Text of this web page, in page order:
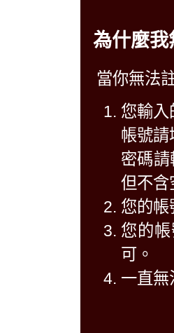
為什麼我
當你無法
您輸入
帳號請
密碼
但不含
您的帳
您的
可。
一直無